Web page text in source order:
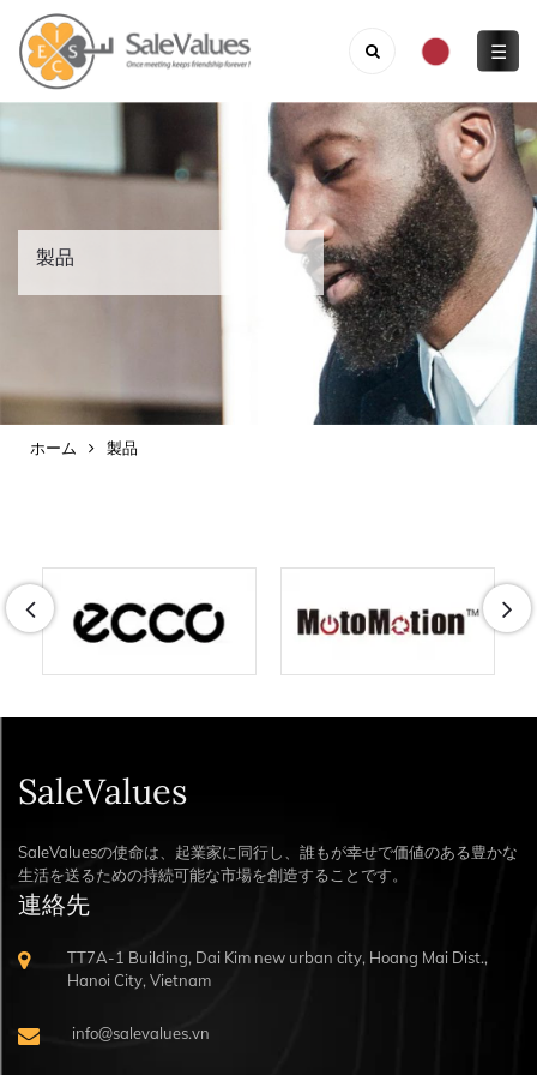
☰
製品
ホーム 製品
SaleValues
SaleValuesの使命は、起業家に同行し、誰もが幸せで価値のある豊かな
生活を送るための持続可能な市場を創造することです。
連絡先
TT7A-1 Building, Dai Kim new urban city, Hoang Mai Dist.,
Hanoi City, Vietnam
info@salevalues.vn